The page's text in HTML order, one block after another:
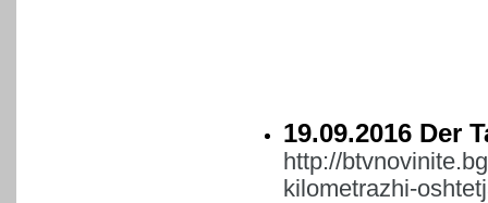
19.09.2016 Der
http://
kilometrazhi-